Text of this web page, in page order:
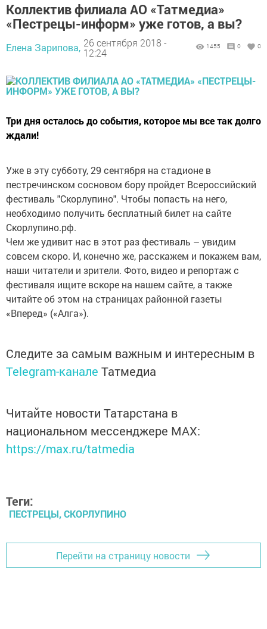
Коллектив филиала АО «Татмедиа»
«Пестрецы-информ» уже готов, а вы?
Елена Зарипова, 26 сентября 2018 -
12:24
1455 0 0
Три дня осталось до события, которое мы все так долго
ждали!
Уже в эту субботу, 29 сентября на стадионе в
пестречинском сосновом бору пройдет Всероссийский
фестиваль "Скорлупино". Чтобы попасть на него,
необходимо получить бесплатный билет на сайте
Скорлупино.рф.
Чем же удивит нас в этот раз фестиваль – увидим
совсем скоро. И, конечно же, расскажем и покажем вам,
наши читатели и зрители. Фото, видео и репортаж с
фестиваля ищите вскоре на нашем сайте, а также
читайте об этом на страницах районной газеты
«Вперед» («Алга»).
Следите за самым важным и интересным в
Telegram-канале Татмедиа
Читайте новости Татарстана в
национальном мессенджере MАХ:
https://max.ru/tatmedia
Теги:
ПЕСТРЕЦЫ, СКОРЛУПИНО
Перейти на страницу новости